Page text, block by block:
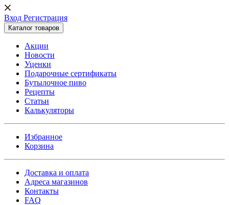
Вход Регистрация
Каталог товаров
Акции
Новости
Уценки
Подарочные сертификаты
Бутылочное пиво
Рецепты
Статьи
Калькуляторы
Избранное
Корзина
Доставка и оплата
Адреса магазинов
Контакты
FAQ